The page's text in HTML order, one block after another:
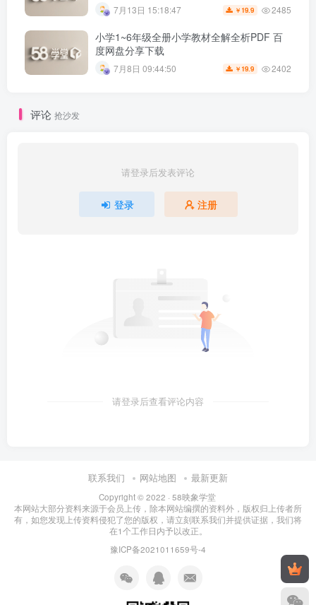
7月13日 15:18:47 ￥ 19.9 2485
小学1~6年级全册小学教材全解全析PDF 百
度网盘分享下载
7月8日 09:44:50 ￥ 19.9 2402
评论 抢沙发
请登录后发表评论
登录 注册
请登录后查看评论内容
联系我们 网站地图 最新更新
Copyright © 2022 · 58映象学堂
本网站大部分资料来源于会员上传，除本网站编撰的资料外，版权归上传者所
有，如您发现上传资料侵犯了您的版权，请立刻联系我们并提供证据，我们将
在1个工作日内予以改正。
豫ICP备2021011659号-4